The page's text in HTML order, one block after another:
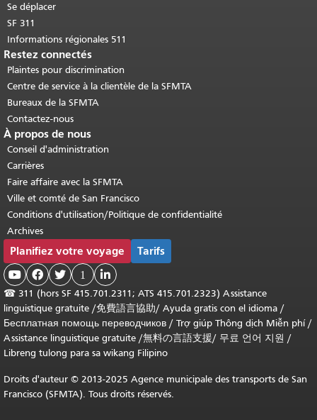
Se déplacer
SF 311
Informations régionales 511
Restez connectés
Plaintes pour discrimination
Centre de service à la clientèle de la SFMTA
Bureaux de la SFMTA
Contactez-nous
À propos de nous
Conseil d'administration
Carrières
Faire affaire avec la SFMTA
Ville et comté de San Francisco
Conditions d'utilisation/Politique de confidentialité
Archives
Planifiez votre voyage Tarifs
   1 
☎ 311 (hors SF 415.701.2311; ATS 415.701.2323) Assistance
linguistique gratuite /免費語言協助/ Ayuda gratis con el idioma /
Бесплатная помощь переводчиков / Trợ giúp Thông dịch Miễn phí/
Assistance linguistique gratuite /無料の言語支援/ 무료 언어 지원 /
Libreng tulong para sa wikang Filipino
Droits d'auteur © 2013-2025 Agence municipale des transports de San
Francisco (SFMTA). Tous droits réservés.